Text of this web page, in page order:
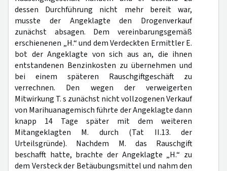
dessen Durchführung nicht mehr bereit war,
musste der Angeklagte den Drogenverkauf
zunächst absagen. Dem vereinbarungsgemäß
erschienenen „H.“ und dem Verdeckten Ermittler E.
bot der Angeklagte von sich aus an, die ihnen
entstandenen Benzinkosten zu übernehmen und
bei einem späteren Rauschgiftgeschäft zu
verrechnen. Den wegen der verweigerten
Mitwirkung T. s zunächst nicht vollzogenen Verkauf
von Marihuanagemisch führte der Angeklagte dann
knapp 14 Tage später mit dem weiteren
Mitangeklagten M. durch (Tat II.13. der
Urteilsgründe). Nachdem M. das Rauschgift
beschafft hatte, brachte der Angeklagte „H.“ zu
dem Versteck der Betäubungsmittel und nahm den